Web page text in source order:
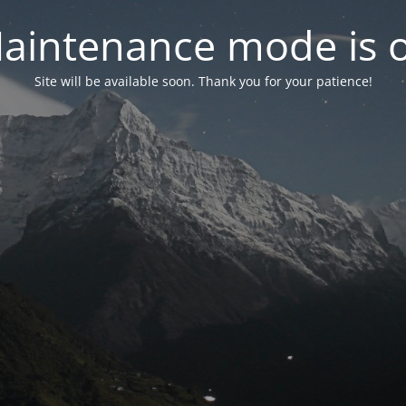
mode is
Site will be available soon. Thank you for your patience!